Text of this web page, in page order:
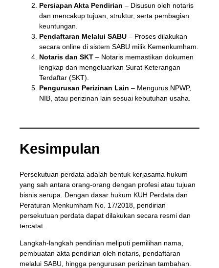
Persiapan Akta Pendirian – Disusun oleh notaris
dan mencakup tujuan, struktur, serta pembagian
keuntungan.
Pendaftaran Melalui SABU– Proses dilakukan
secara online di sistem SABU milik Kemenkumham.
Notaris dan SKT– Notaris memastikan dokumen
lengkap dan mengeluarkan Surat Keterangan
Terdaftar (SKT).
Pengurusan Perizinan Lain – Mengurus NPWP,
NIB, atau perizinan lain sesuai kebutuhan usaha.
Kesimpulan
Persekutuan perdata adalah bentuk kerjasama hukum
yang sah antara orang-orang dengan profesi atau tujuan
bisnis serupa. Dengan dasar hukum KUH Perdata dan
Peraturan Menkumham No. 17/2018, pendirian
persekutuan perdata dapat dilakukan secara resmi dan
tercatat.
Langkah-langkah pendirian meliputi pemilihan nama,
pembuatan akta pendirian oleh notaris, pendaftaran
melalui SABU, hingga pengurusan perizinan tambahan.